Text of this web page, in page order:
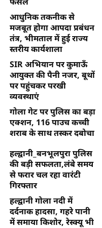
आधुनिक तकनीक से
मजबूत होगा आपदा प्रबंधन
तंत्र, भीमताल में हुई राज्य
स्तरीय कार्यशाला
SIR अभियान पर कुमाऊँ
आयुक्त की पैनी नजर, बूथों
पर पहुंचकर परखी
व्यवस्थाएं
गोला गेट पर पुलिस का बड़ा
एक्शन, 116 पाउच कच्ची
शराब के साथ तस्कर दबोचा
हल्द्वानी_बनभूलपुरा पुलिस
की बड़ी सफलता,लंबे समय
से फरार चल रहा वारंटी
गिरफ्तार
हल्द्वानी गोला नदी में
दर्दनाक हादसा, गहरे पानी
में समाया किशोर, रेस्क्यू भी